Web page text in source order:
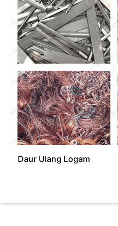
Daur Ulang Logam